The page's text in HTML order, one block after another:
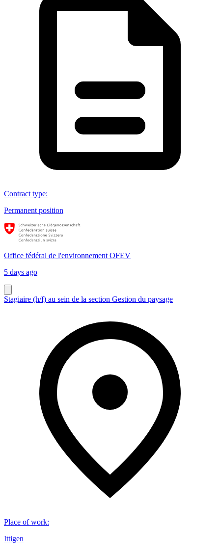
Contract type:
Permanent position
Office fédéral de l'environnement OFEV
5 days ago
Stagiaire (h/f) au sein de la section Gestion du paysage
Place of work:
Ittigen